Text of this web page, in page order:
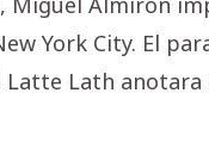
York City. El
Latte Lath anotara